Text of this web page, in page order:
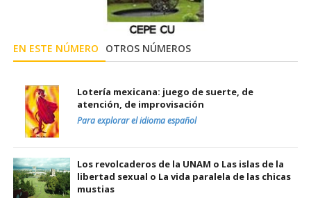
EN ESTE NÚMERO OTROS NÚMEROS
Lotería mexicana: juego de suerte, de
atención, de improvisación
Para explorar el idioma español
Los revolcaderos de la UNAM o Las islas de la
libertad sexual o La vida paralela de las chicas
mustias